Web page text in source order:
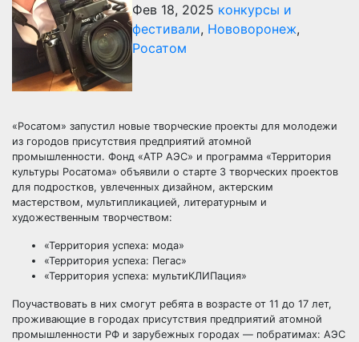
Фев 18, 2025 конкурсы и
фестивали, Нововоронеж,
Росатом
«Росатом» запустил новые творческие проекты для молодежи
из городов присутствия предприятий атомной
промышленности. Фонд «АТР АЭС» и программа «Территория
культуры Росатома» объявили о старте 3 творческих проектов
для подростков, увлеченных дизайном, актерским
мастерством, мультипликацией, литературным и
художественным творчеством:
«Территория успеха: мода»
«Территория успеха: Пегас»
«Территория успеха: мультиКЛИПация»
Поучаствовать в них смогут ребята в возрасте от 11 до 17 лет,
проживающие в городах присутствия предприятий атомной
промышленности РФ и зарубежных городах — побратимах: АЭС